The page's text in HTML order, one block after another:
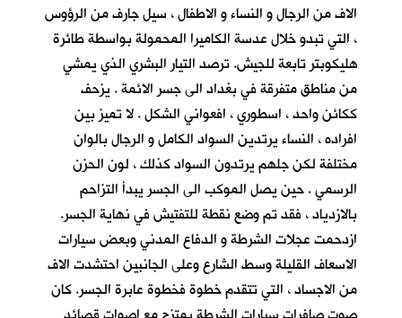
الاف من الرجال و النساء و الاطفال ، سيل جارف من الرؤوس
، التي تبدو خلال عدسة الكاميرا المحمولة بواسطة طائرة
هليكوبتر تابعة للجيش. ترصد التيار البشري الذي يمشي
من مناطق متفرقة في بغداد الى جسر الائمة . يزحف
ككائن واحد ، اسطوري ، افعواني الشكل . لا تميز بين
افراده ، النساء يرتدين السواد الكامل و الرجال بالوان
مختلفة لكن جلهم يرتدون السواد كذلك ، لون الحزن
الرسمي . حين يصل الموكب الى الجسر يبدأ التزاحم
بالازدياد ، فقد تم وضع نقطة للتفتيش في نهاية الجسر.
ازدحمت عجلات الشرطة و الدفاع المدني وبعض سيارات
الاسعاف القليلة وسط الشارع وعلى الجانبين احتشدت الاف
من الاجساد ، التي تتقدم خطوة فخطوة عابرة الجسر. كان